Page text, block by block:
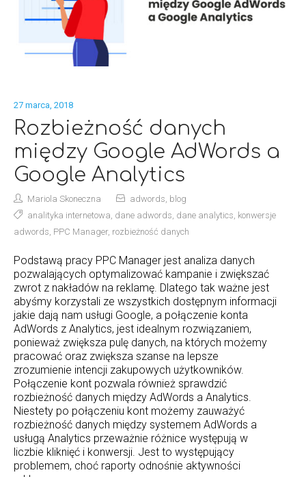
27 marca, 2018
Rozbieżność danych
między Google AdWords a
Google Analytics
Mariola Skoneczna adwords, blog
analityka internetowa, dane adwords, dane analytics, konwersje
adwords, PPC Manager, rozbieżność danych
Podstawą pracy PPC Manager jest analiza danych
pozwalających optymalizować kampanie i zwiększać
zwrot z nakładów na reklamę. Dlatego tak ważne jest
abyśmy korzystali ze wszystkich dostępnym informacji
jakie dają nam usługi Google, a połączenie konta
AdWords z Analytics, jest idealnym rozwiązaniem,
ponieważ zwiększa pulę danych, na których możemy
pracować oraz zwiększa szanse na lepsze
zrozumienie intencji zakupowych użytkowników.
Połączenie kont pozwala również sprawdzić
rozbieżność danych między AdWords a Analytics.
Niestety po połączeniu kont możemy zauważyć
rozbieżność danych między systemem AdWords a
usługą Analytics przeważnie różnice występują w
liczbie kliknięć i konwersji. Jest to występujący
problemem, choć raporty odnośnie aktywności